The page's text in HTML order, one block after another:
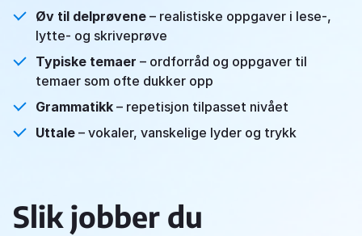
Øv til delprøvene – realistiske oppgaver i lese-,
lytte- og skriveprøve
Typiske temaer – ordforråd og oppgaver til
temaer som ofte dukker opp
Grammatikk – repetisjon tilpasset nivået
Uttale – vokaler, vanskelige lyder og trykk
Slik jobber du